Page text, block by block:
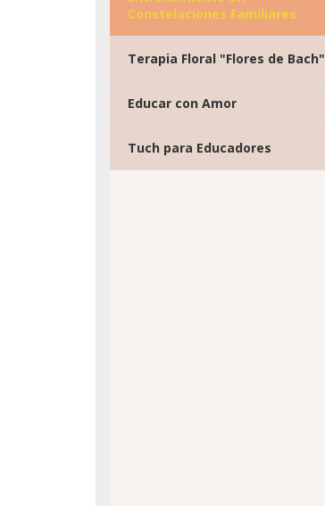
Constelaciones Familiares
Terapia Floral "Flores de Bach"
Educar con Amor
Tuch para Educadores